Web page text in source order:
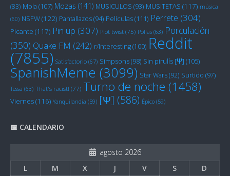
(83) Mola (107) Mozas (141) MUSICULOS (93) MUSITETAS (117) música
(60) NSFW(122) Pantallazos(94) Películas(111) Perrete (304)
Picante (117) Pin up (307) Plot twist (75) Pollas (63) Porculación
(350) Quake FM (242) r/Interesting(100) Reddit
(7855) Satisfactorio (67) Simpsons(98) Sin pirulís [Ψ] (105)
SpanishMeme (3099) Star Wars(92) Surtido (97)
Tessa (63) That's racist! (77) Turno de noche (1458)
Viernes(116) Yanquilandia (59) [Ψ] (586) Épico (59)
📅 CALENDARIO
agosto 2026
L
M X J V S D